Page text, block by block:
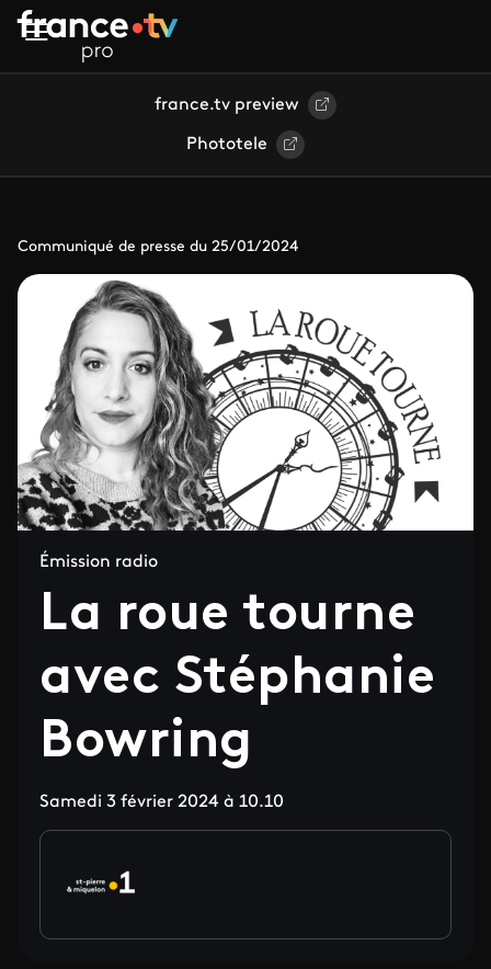
Aller au contenu principal
france.tv preview
Phototele
Communiqué de presse du 25/01/2024
Émission radio
La roue tourne
avec Stéphanie
Bowring
Samedi 3 février 2024 à 10.10